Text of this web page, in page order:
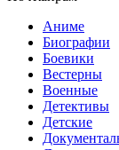
Аниме
Биографии
Боевики
Вестерны
Военные
Детективы
Детские